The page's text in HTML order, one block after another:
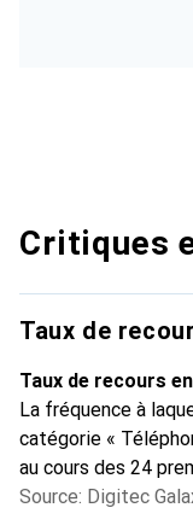
Critiques
Taux de
Taux de recours
La fréquence à
catégorie «
au cours des 24
Source: Digitec